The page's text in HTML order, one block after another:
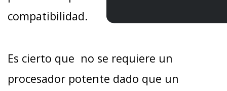
compatibilidad.
Es cierto que no se requiere un
procesador potente dado que un